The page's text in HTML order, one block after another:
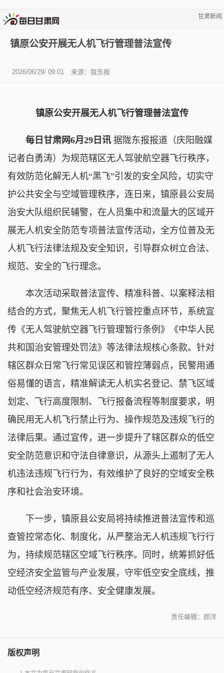
甘肃新闻
镇原公安开展无人机飞行管理普法宣传
2026/06/29/ 09:01 来源：陇东报
镇原公安开展无人机飞行管理普法宣传
每日甘肃网6月29日讯 据陇东报报道（庆阳融媒
记者白勇涛）为规范辖区无人驾驶航空器飞行秩序，
有效防范化解无人机“黑飞”引发的安全风险，切实守
护公共安全与空域管理秩序，连日来，镇原县公安局
治安大队组织民辅警，在人员集中和流量大的区域开
展无人机安全防范专项普法宣传活动，全方位普及无
人机飞行法律法规及安全知识，引导群众树立合法、
规范、安全的飞行理念。
本次活动采取普法宣传、精准科普、以案释法相
结合的方式，聚焦无人机飞行管控重点环节，系统宣
传《无人驾驶航空器飞行管理暂行条例》《中华人民
共和国治安管理处罚法》等法律法规核心条款。针对
辖区群众日常飞行常见误区和管控薄弱点，民警用通
俗易懂的语言，精准解读无人机实名登记、禁飞区域
划定、飞行高度限制、飞行报备流程等制度要求，明
确民用无人机飞行禁止行为、操作规范及违规飞行的
法律后果。通过宣传，进一步提升了辖区群众的低空
安全防范意识和守法自律意识，从源头上遏制了无人
机违法违规飞行行为，有效维护了良好的空域安全秩
序和社会治安环境。
下一步，镇原县公安局将持续推进普法宣传和巡
查管控常态化、制度化，从严整治无人机违规飞行行
为，持续规范辖区空域飞行秩序。同时，统筹抓好低
空经济安全监管与产业发展，守牢低空安全底线，推
动低空经济规范有序、安全健康发展。
责任编辑：顾洋
版权声明